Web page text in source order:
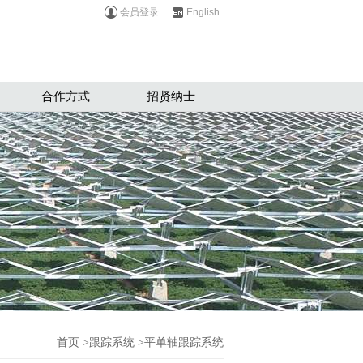
会员登录 English
合作方式 招贤纳士
首页 >跟踪系统 >平单轴跟踪系统